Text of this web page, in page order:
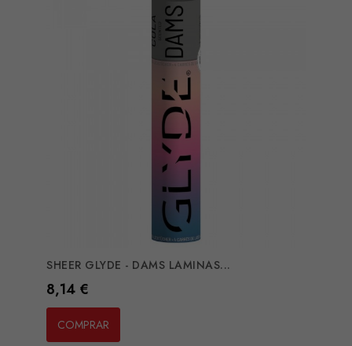
SHEER GLYDE - DAMS LAMINAS...
Preço
8,14 €
COMPRAR